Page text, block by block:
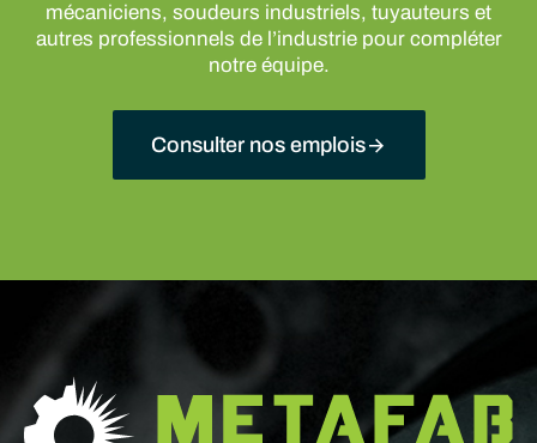
mécaniciens, soudeurs industriels, tuyauteurs et
autres professionnels de l’industrie pour compléter
notre équipe.
Consulter nos emplois